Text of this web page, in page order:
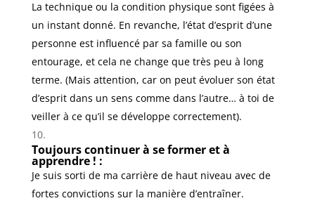
La technique ou la condition physique sont figées à
un instant donné. En revanche, l’état d’esprit d’une
personne est influencé par sa famille ou son
entourage, et cela ne change que très peu à long
terme. (Mais attention, car on peut évoluer son état
d’esprit dans un sens comme dans l’autre… à toi de
veiller à ce qu’il se développe correctement).
Toujours continuer à se former et à
apprendre ! :
Je suis sorti de ma carrière de haut niveau avec de
fortes convictions sur la manière d’entraîner.